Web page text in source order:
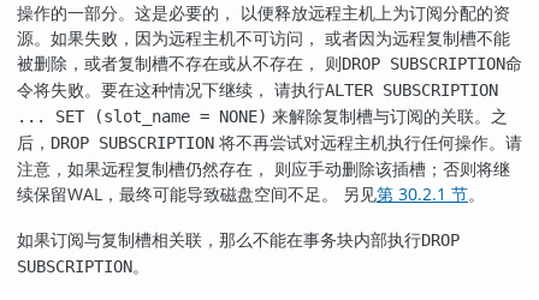
操作的一部分。这是必要的， 以便释放远程主机上为订阅分配的资
源。如果失败，因为远程主机不可访问， 或者因为远程复制槽不能
被删除，或者复制槽不存在或从不存在， 则DROP SUBSCRIPTION命
令将失败。要在这种情况下继续， 请执行ALTER SUBSCRIPTION
... SET (slot_name = NONE) 来解除复制槽与订阅的关联。之
后， DROP SUBSCRIPTION 将不再尝试对远程主机执行任何操作。请
注意，如果远程复制槽仍然存在， 则应手动删除该插槽；否则将继
续保留WAL，最终可能导致磁盘空间不足。 另见第 30.2.1 节。
如果订阅与复制槽相关联，那么不能在事务块内部执行DROP
SUBSCRIPTION。